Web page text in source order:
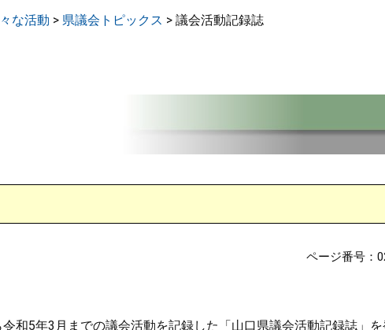
な活動 > 県議会トピックス > 議会活動記録誌
ページ番号：
和5年3月までの議会活動を記録した「山口県議会活動記録誌」を